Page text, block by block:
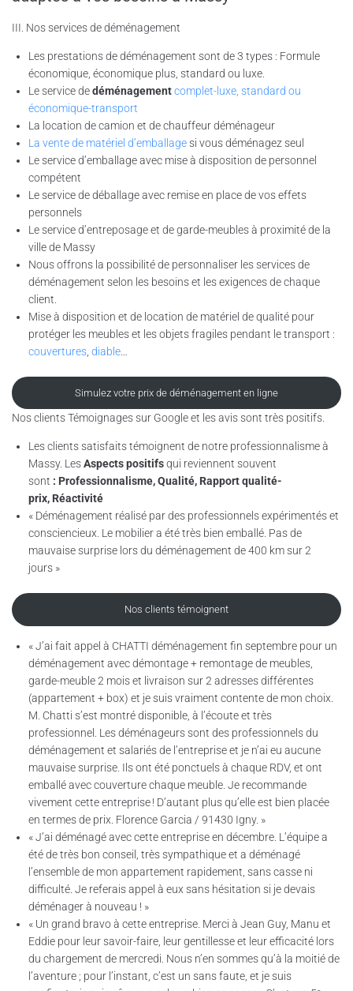
III. Nos services de déménagement
Les prestations de déménagement sont de 3 types : Formule
économique, économique plus, standard ou luxe.
Le service dedéménagementcomplet-luxe, standard ou
économique-transport
La location de camion et de chauffeur déménageur
La vente de matériel d’emballagesi vous déménagez seul
Le service d’emballage avec mise à disposition de personnel
compétent
Le service de déballage avec remise en place de vos effets
personnels
Le service d’entreposage et de garde-meubles à proximité de la
ville de Massy
Nous offrons la possibilité de personnaliser les services de
déménagement selon les besoins et les exigences de chaque
client.
Mise à disposition et de location de matériel de qualité pour
protéger les meubles et les objets fragiles pendant le transport :
couvertures diable
Simulez votre prix de déménagement en ligne
Nos clients Témoignages sur Google et les avis sont très positifs.
Les clients satisfaits témoignent de notre professionnalisme à
Massy. LesAspects positifsqui reviennent souvent
sont : Professionnalisme, Qualité, Rapport qualité-
prix, Réactivité
« Déménagement réalisé par des professionnels expérimentés et
consciencieux. Le mobilier a été très bien emballé. Pas de
mauvaise surprise lors du déménagement de 400 km sur 2
jours »
Nos clients témoignent
« J’ai fait appel à CHATTI déménagement fin septembre pour un
déménagement avec démontage + remontage de meubles,
garde-meuble 2 mois et livraison sur 2 adresses différentes
(appartement + box) et je suis vraiment contente de mon choix.
M. Chatti s’est montré disponible, à l’écoute et très
professionnel. Les déménageurs sont des professionnels du
déménagement et salariés de l’entreprise et je n’ai eu aucune
mauvaise surprise. Ils ont été ponctuels à chaque RDV, et ont
emballé avec couverture chaque meuble. Je recommande
vivement cette entreprise ! D’autant plus qu’elle est bien placée
en termes de prix. Florence Garcia / 91430 Igny. »
« J’ai déménagé avec cette entreprise en décembre. L’équipe a
été de très bon conseil, très sympathique et a déménagé
l’ensemble de mon appartement rapidement, sans casse ni
difficulté. Je referais appel à eux sans hésitation si je devais
déménager à nouveau ! »
« Un grand bravo à cette entreprise. Merci à Jean Guy, Manu et
Eddie pour leur savoir-faire, leur gentillesse et leur efficacité lors
du chargement de mercredi. Nous n’en sommes qu’à la moitié de
l’aventure ; pour l’instant, c’est un sans faute, et je suis